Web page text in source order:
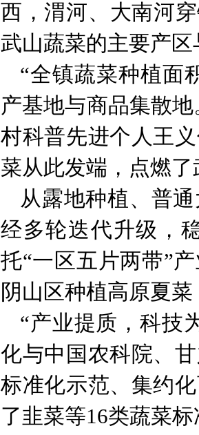
西，渭河、大南河
武山蔬菜的主要产
“全镇蔬菜种植面
产基地与商品集散
村科普先进个人王
菜从此发端，点燃
从露地种植、普
经多轮迭代升级，
托“一区五片两带”
阴山区种植高原夏
“产业提质，科技
化与中国农科院、
标准化示范、集约
了韭菜等16类蔬菜